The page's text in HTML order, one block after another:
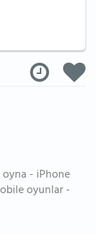
- iPhone
oyunlar -